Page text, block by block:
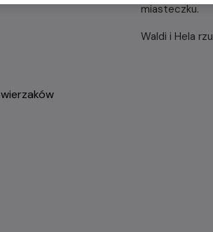
miasteczku.
Waldi i Hela